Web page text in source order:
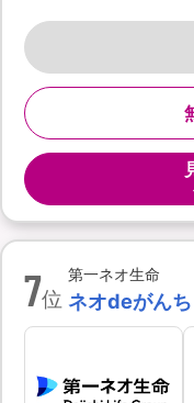
7位
第一ネオ生命
ネオdeがんち